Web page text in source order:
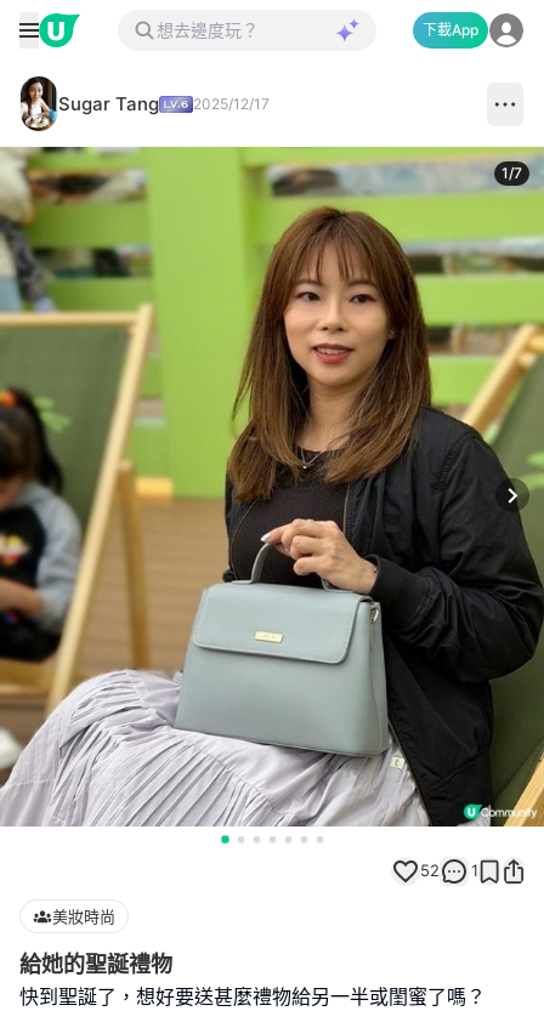
下載App
Sugar Tang 2025/12/17
1/7
52 1
美妝時尚
給她的聖誕禮物
快到聖誕了，想好要送甚麼禮物給另一半或閨蜜了嗎？